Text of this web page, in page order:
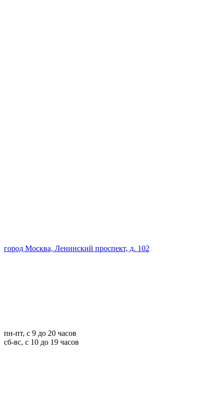
город Москва, Ленинский проспект, д. 102
пн-пт, с 9 до 20 часов
сб-вс, с 10 до 19 часов